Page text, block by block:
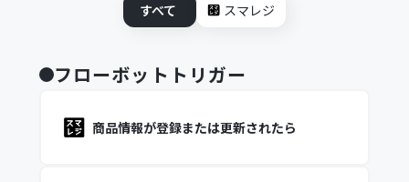
すべて
スマレジ
フローボットトリガー
商品情報が登録または更新されたら